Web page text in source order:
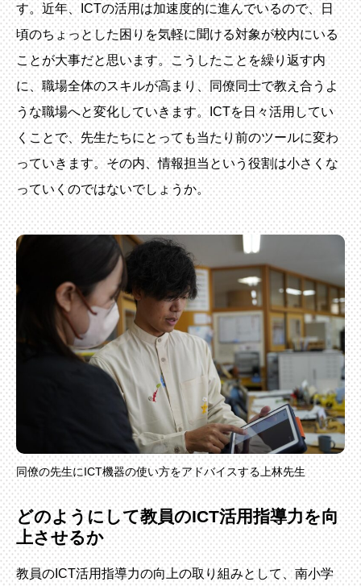
す。近年、ICTの活用は加速度的に進んでいるので、日
頃のちょっとした困りを気軽に聞ける対象が校内にいる
ことが大事だと思います。こうしたことを繰り返す内
に、職場全体のスキルが高まり、同僚同士で教え合うよ
うな職場へと変化していきます。ICTを日々活用してい
くことで、先生たちにとっても当たり前のツールに変わ
っていきます。その内、情報担当という役割は小さくな
っていくのではないでしょうか。
同僚の先生にICT機器の使い方をアドバイスする上林先生
どのようにして教員のICT活用指導力を向
上させるか
教員のICT活用指導力の向上の取り組みとして、南小学